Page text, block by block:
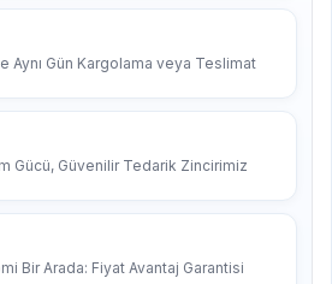
Aynı Gün Kargolama veya Teslimat
Gücü, Güvenilir Tedarik Zincirimiz
Bir Arada: Fiyat Avantaj Garantisi